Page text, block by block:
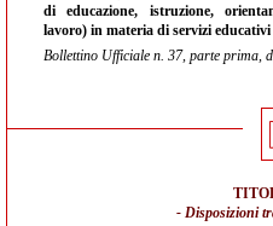
di educazione, istruzione,
lavoro) in materia di servizi
Bollettino Ufficiale n. 37, parte prima,
- Disposizioni